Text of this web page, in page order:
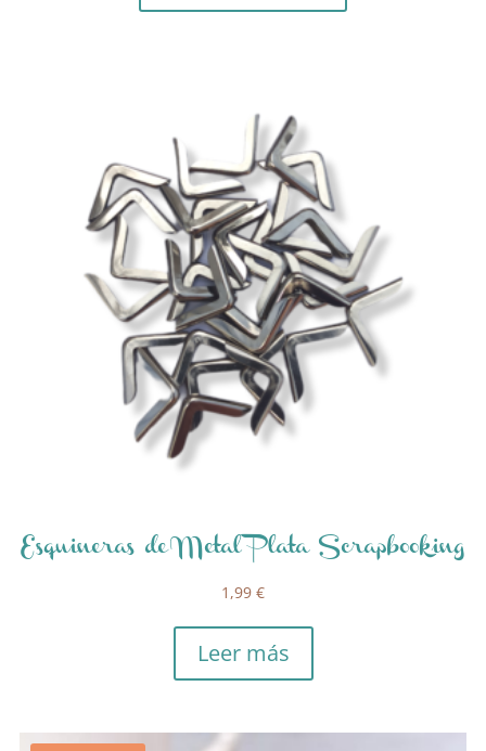
Esquineras de Metal Plata Scrapbooking
1,99 €
Leer más